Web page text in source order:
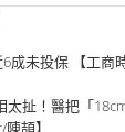
成未投保 【工商
太扯！醫把「
頡】